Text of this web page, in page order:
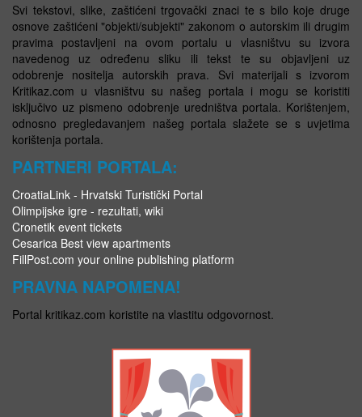
Svi tekstovi, slike, zaštićeni trgovački znaci te s bilo koje druge
osnove zaštićeni "objekti/subjekti" zakonom o autorskim ili drugim
pravima postavljeni na ovom portalu u vlasništvu su izvora
navedenog uz određenu sliku ili tekst te su objavljeni uz
odobrenje nositelja autorskih prava. Svi materijali s izvorom
Kritikaz.com u vlasništvu su našeg portala i mogu se koristiti
isključivo uz pismeno odobrenje uredništva portala. Korištenjem,
odnosno pregledavanjem našeg portala slažete se s uvjetima
korištenja portala.
PARTNERI PORTALA:
CroatiaLink - Hrvatski Turistički Portal
Olimpijske igre - rezultati, wiki
Cronetik event tickets
Cesarica Best view apartments
FillPost.com your online publishing platform
PRAVNA NAPOMENA!
Portal kritikaz.com koristite na vlastitu odgovornost.